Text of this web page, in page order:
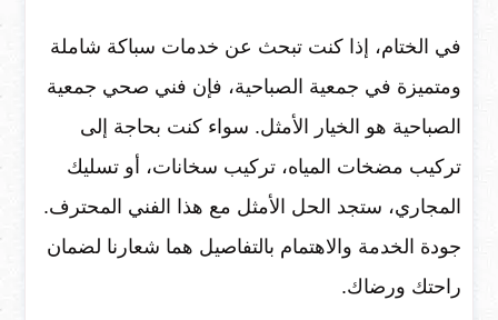
في الختام، إذا كنت تبحث عن خدمات سباكة شاملة
ومتميزة في جمعية الصباحية، فإن فني صحي جمعية
الصباحية هو الخيار الأمثل. سواء كنت بحاجة إلى
تركيب مضخات المياه، تركيب سخانات، أو تسليك
المجاري، ستجد الحل الأمثل مع هذا الفني المحترف.
جودة الخدمة والاهتمام بالتفاصيل هما شعارنا لضمان
راحتك ورضاك.